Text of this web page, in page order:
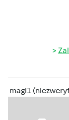
magi1